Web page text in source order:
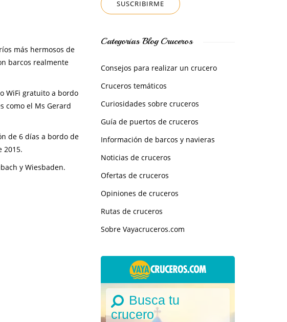
más hermosos de
barcos realmente
WiFi gratuito a bordo
como el Ms Gerard
de 6 días a bordo de
2015.
y Wiesbaden.
Categorías Blog Cruceros
Consejos para realizar un crucero
Cruceros temáticos
Curiosidades sobre cruceros
Guía de puertos de cruceros
Información de barcos y navieras
Noticias de cruceros
Ofertas de cruceros
Opiniones de cruceros
Rutas de cruceros
Sobre Vayacruceros.com
Busca tu
crucero